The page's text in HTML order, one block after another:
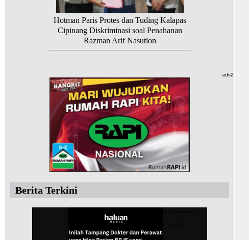
Hotman Paris Protes dan Tuding Kalapas
Cipinang Diskriminasi soal Penahanan
Razman Arif Nasution
ads2
Berita Terkini